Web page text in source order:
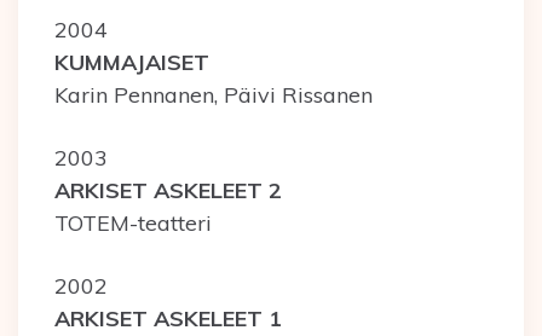
2004
KUMMAJAISET
Karin Pennanen, Päivi Rissanen
2003
ARKISET ASKELEET 2
TOTEM-teatteri
2002
ARKISET ASKELEET 1